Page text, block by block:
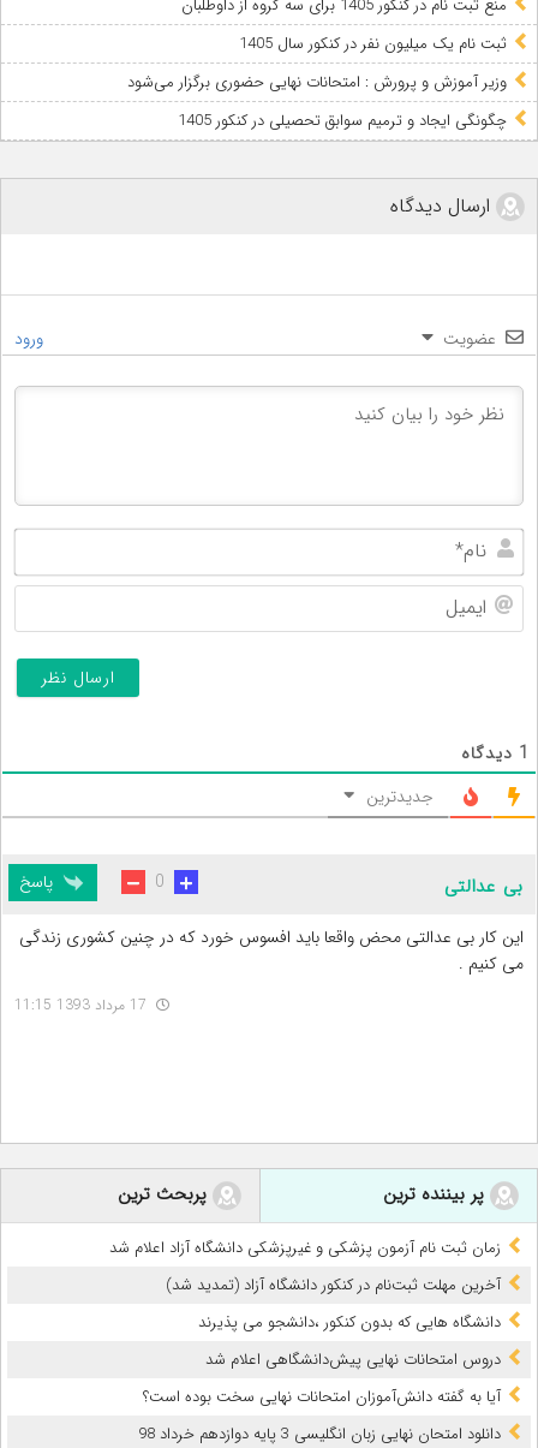
منع ثبت نام در کنکور 1405 برای سه گروه از داوطلبان
ثبت نام یک میلیون نفر در کنکور سال 1405
وزیر آموزش و پرورش : امتحانات نهایی حضوری برگزار می‌شود
چگونگی ایجاد و ترمیم سوابق تحصیلی در کنکور 1405
ارسال دیدگاه
عضویت ورود
1 دیدگاه
جدیدترین
بی عدالتی
این کار بی عدالتی محض واقعا باید افسوس خورد که در چنین کشوری زندگی
می کنیم .
0 پاسخ
پر بیننده ترین پربحث ترین
زمان ثبت نام آزمون پزشکی و غیرپزشکی دانشگاه آزاد اعلام شد
آخرین مهلت ثبت‌نام در کنکور دانشگاه آزاد (تمدید شد)
دانشگاه هایی که بدون کنکور ،دانشجو می پذیرند
دروس امتحانات نهایی پیش‌دانشگاهی اعلام شد
آیا به گفته دانش‌آموزان امتحانات نهایی سخت بوده است؟
دانلود امتحان نهایی زبان انگلیسی 3 پایه دوازدهم خرداد 98